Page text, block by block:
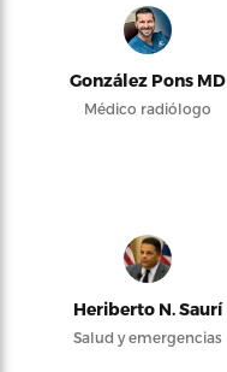
González Pons MD
Médico radiólogo
Heriberto N. Saurí
Salud y emergencias